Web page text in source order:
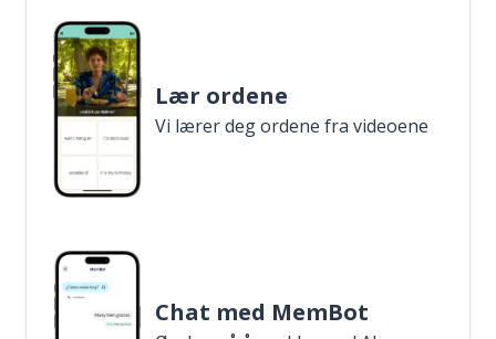
Lær ordene
Vi lærer deg ordene fra videoene
Chat med MemBot